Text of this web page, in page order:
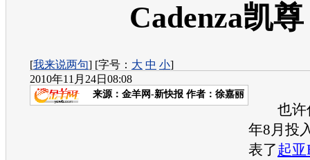
Cadenza凯尊
[我来说两句] [字号： 大 中 小]
2010年11月24日08:08
来源： 金羊网-新快报 作者：徐嘉丽
也许
年8月投
表了起亚